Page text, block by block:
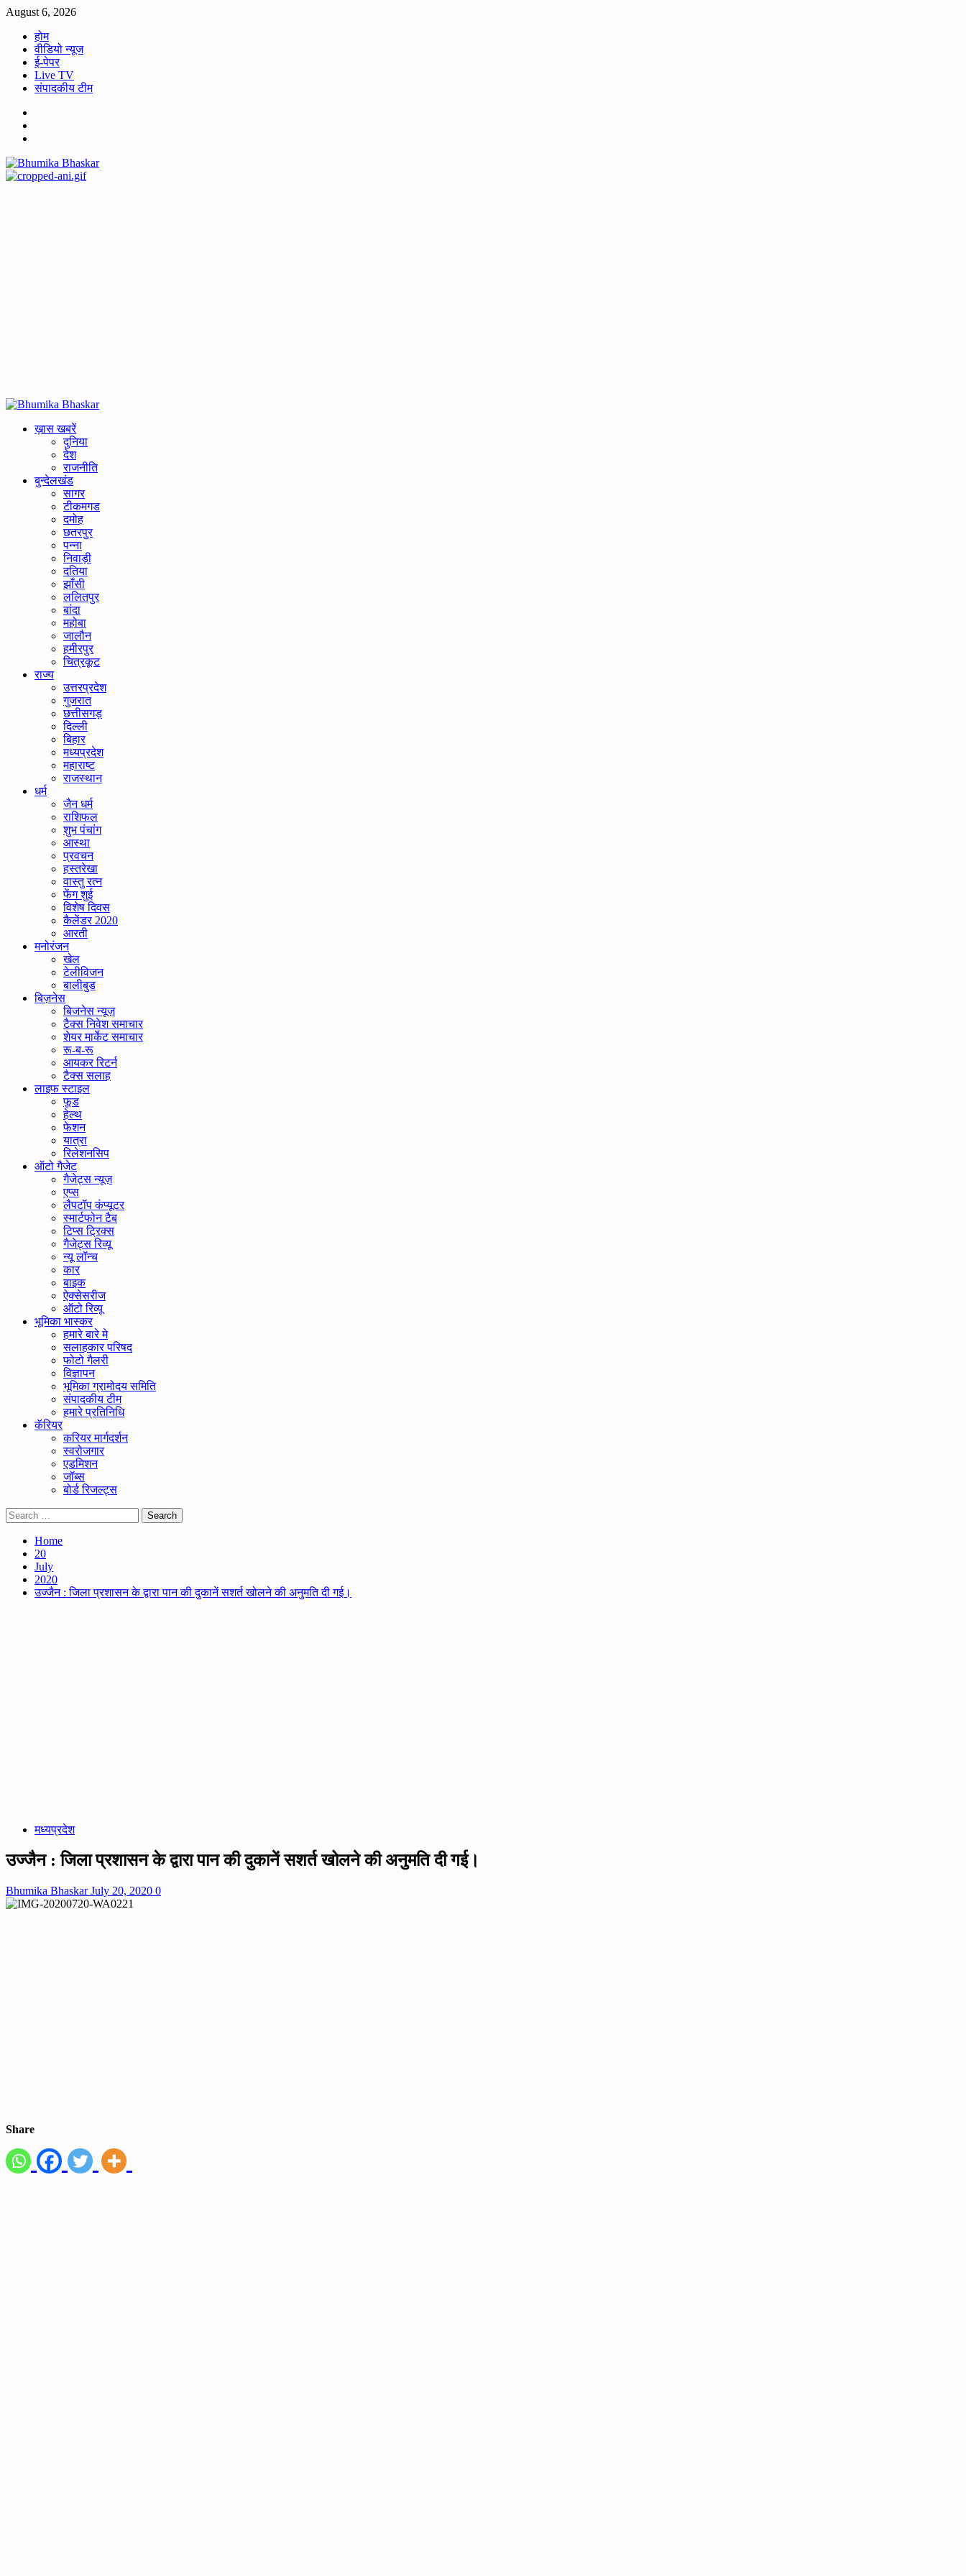
Skip
content
August 6, 2026
होम
वीडियो न्यूज
ई-पेपर
Live TV
संपादकीय टीम
Primary
ख़ास खबरें
दुनिया
देश
राजनीति
बुन्देलखंड
सागर
टीकमगड
दमोह
छतरपुर
पन्ना
निवाड़ी
दतिया
झाँसी
ललितपुर
बांदा
महोबा
जालौन
हमीरपुर
चित्रकूट
राज्य
उत्तरप्रदेश
गुजरात
छत्तीसगड़
दिल्ली
बिहार
मध्यप्रदेश
महाराष्ट
राजस्थान
धर्म
जैन धर्म
राशिफल
शुभ पंचांग
आस्था
प्रवचन
हस्तरेखा
वास्तु रत्न
फेंग शुई
विशेष दिवस
कैलेंडर 2020
आरती
मनोरंजन
खेल
टेलीविजन
बालीबुड
बिज़नेस
बिजनेस न्यूज़
टैक्स निवेश समाचार
शेयर मार्केट समाचार
रू-ब-रू
आयकर रिटर्न
टैक्स सलाह
लाइफ स्टाइल
फूड
हेल्थ
फेशन
यात्रा
रिलेशनसिप
ऑटो गैजेट
गैजेट्स न्यूज़
एप्स
लैपटॉप कंप्यूटर
स्मार्टफोन टैब
टिप्स ट्रिक्स
गैजेट्स रिव्यू
न्यू लॉन्च
कार
बाइक
ऐक्सेसरीज
ऑटो रिव्यू
भूमिका भास्कर
हमारे बारे मे
सलाहकार परिषद
फोटो गैलरी
विज्ञापन
भूमिका ग्रामोदय समिति
संपादकीय टीम
हमारे प्रतिनिधि
कॅरियर
करियर मार्गदर्शन
स्वरोजगार
एडमिशन
जॉब्स
बोर्ड रिजल्ट्स
Search
for:
Home
20
July
2020
उज्जैन : जिला प्रशासन के द्वारा पान की दुकानें सशर्त खोलने की अनुमति दी गई।
मध्यप्रदेश
उज्जैन : जिला प्रशासन के द्वारा पान की दुकानें सशर्त खोलने की अनुमति दी गई।
Bhumika BhaskarJuly 20, 2020 0
Share